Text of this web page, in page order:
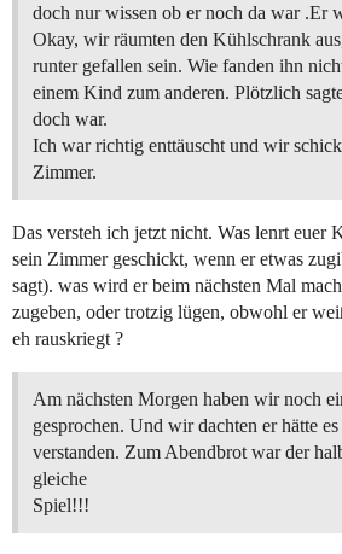
doch nur wissen ob er noch da war .Er
Okay, wir räumten den Kühlschrank
runter gefallen sein. Wie fanden ihn
einem Kind zum anderen. Plötzlich
doch war.
Ich war richtig enttäuscht und wir
Zimmer.
Das versteh ich jetzt nicht. Was lenrt euer
sein Zimmer geschickt, wenn er etwas
sagt). was wird er beim nächsten Mal
zugeben, oder trotzig lügen, obwohl er
eh rauskriegt ?
Am nächsten Morgen haben wir noch
gesprochen. Und wir dachten er hätte
verstanden. Zum Abendbrot war der
gleiche
Spiel!!!